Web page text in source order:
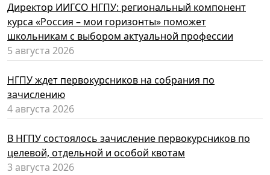
Директор ИИГСО НГПУ: региональный компонент
курса «Россия – мои горизонты» поможет
школьникам с выбором актуальной профессии
5 августа 2026
НГПУ ждет первокурсников на собрания по
зачислению
4 августа 2026
В НГПУ состоялось зачисление первокурсников по
целевой, отдельной и особой квотам
3 августа 2026